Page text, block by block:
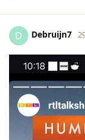
D Debruijn7